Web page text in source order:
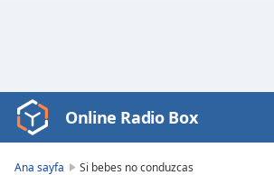
Video
Player
Online Radio Box
Ana sayfa Si bebes no conduzcas